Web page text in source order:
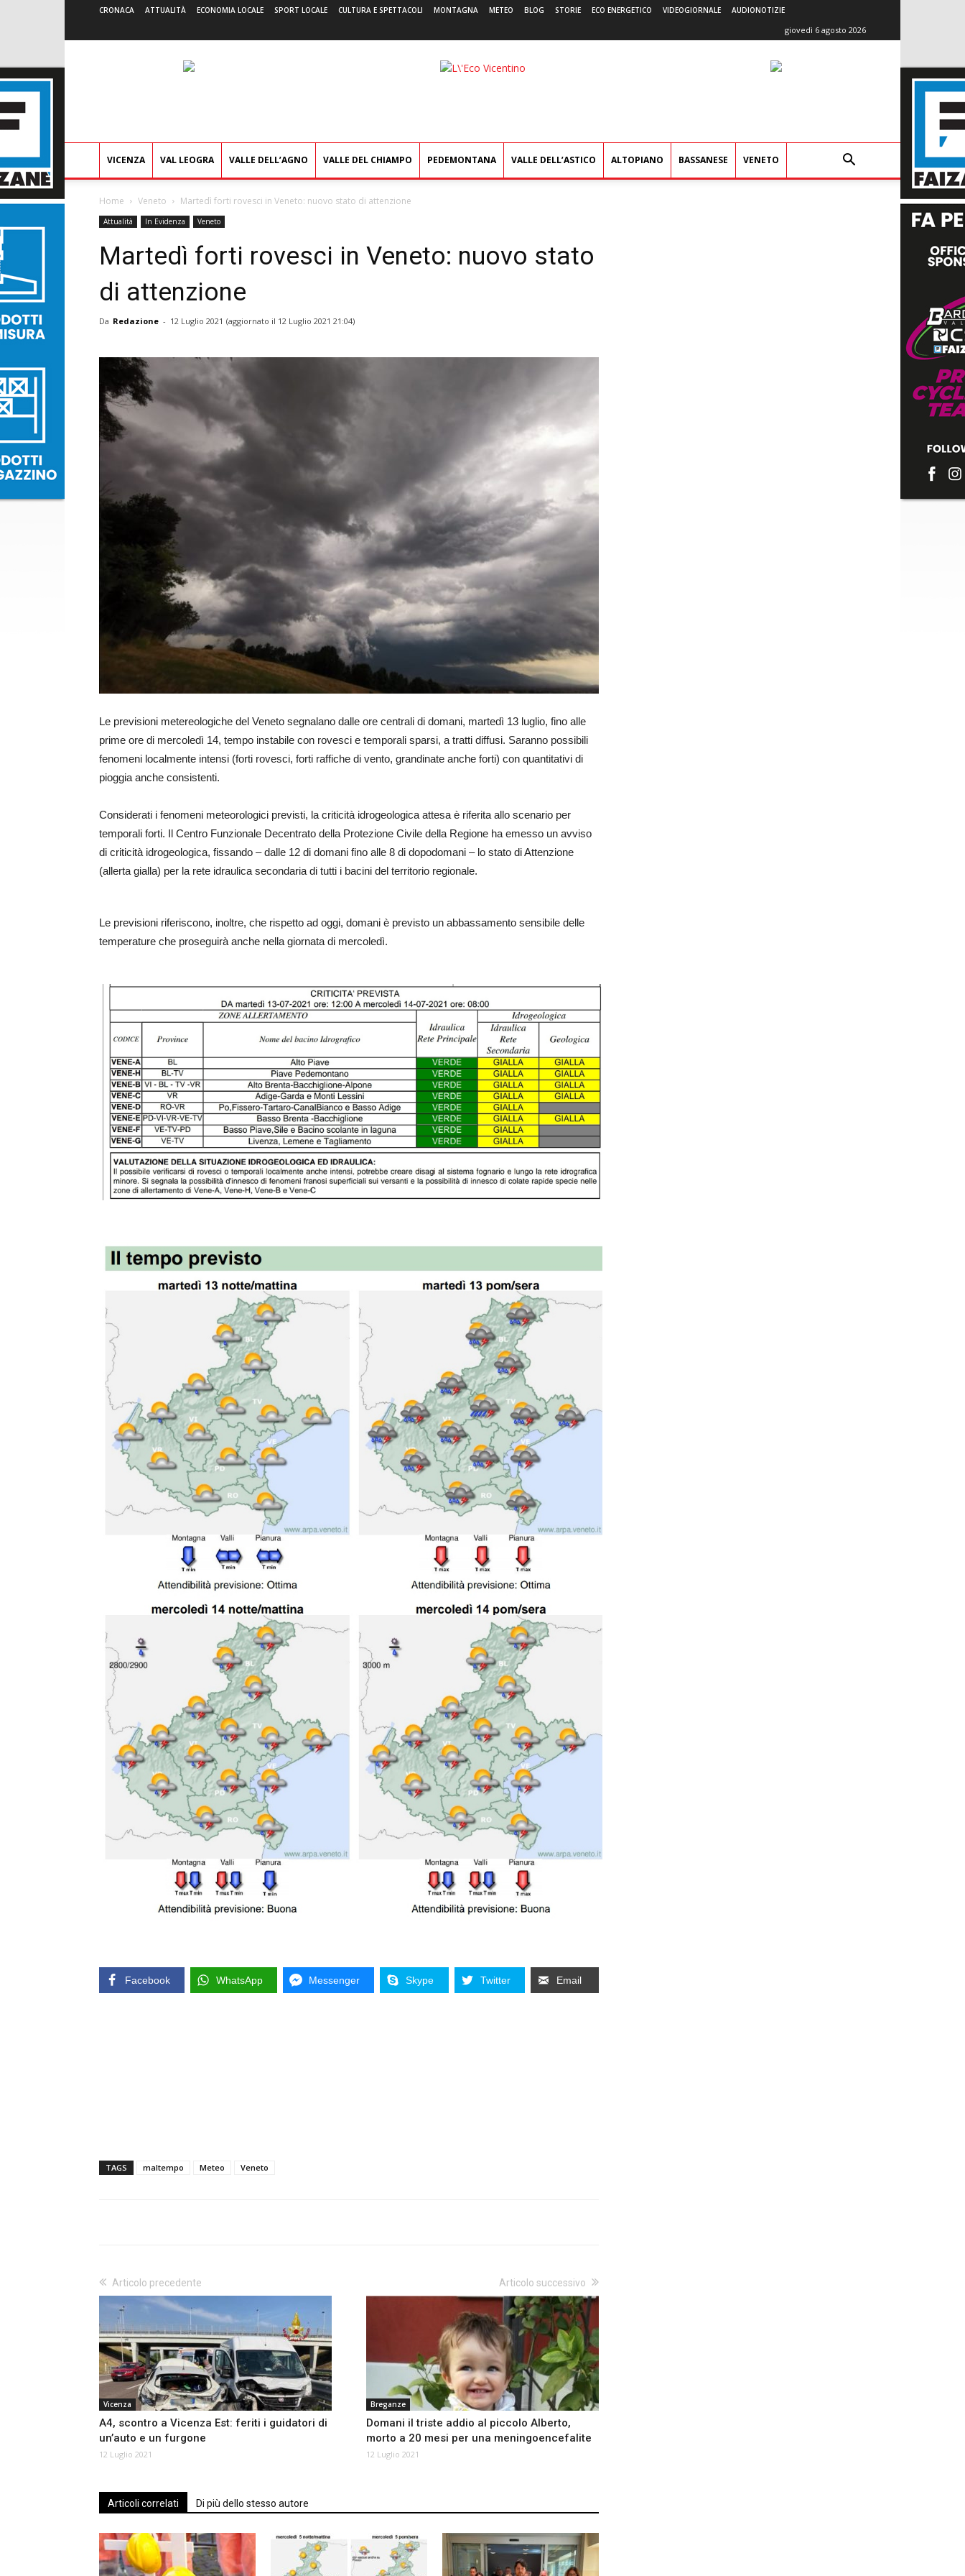
CRONACA ATTUALITÀ ECONOMIA LOCALE SPORT LOCALE CULTURA E SPETTACOLI MONTAGNA METEO BLOG STORIE ECO ENERGETICO VIDEOGIORNALE AUDIONOTIZIE
giovedì 6 agosto 2026
L'Eco
VICENZA VAL LEOGRA VALLE DELL’AGNO VALLE DEL CHIAMPO PEDEMONTANA VALLE DELL’ASTICO ALTOPIANO BASSANESE VENETO
Home Veneto Martedì forti rovesci in Veneto: nuovo stato di attenzione
Attualità In Evidenza Veneto
Martedì forti rovesci in Veneto: nuovo stato
di attenzione
Da Redazione - 12 Luglio 2021 (aggiornato il 12 Luglio 2021 21:04)
Le previsioni metereologiche del Veneto segnalano dalle ore centrali di domani, martedì 13 luglio, fino alle
prime ore di mercoledì 14, tempo instabile con rovesci e temporali sparsi, a tratti diffusi. Saranno possibili
fenomeni localmente intensi (forti rovesci, forti raffiche di vento, grandinate anche forti) con quantitativi di
pioggia anche consistenti.
Considerati i fenomeni meteorologici previsti, la criticità idrogeologica attesa è riferita allo scenario per
temporali forti. Il Centro Funzionale Decentrato della Protezione Civile della Regione ha emesso un avviso
di criticità idrogeologica, fissando – dalle 12 di domani fino alle 8 di dopodomani – lo stato di Attenzione
(allerta gialla) per la rete idraulica secondaria di tutti i bacini del territorio regionale.
Le previsioni riferiscono, inoltre, che rispetto ad oggi, domani è previsto un abbassamento sensibile delle
temperature che proseguirà anche nella giornata di mercoledì.
Facebook WhatsApp Messenger Skype Twitter Email
TAGS maltempo Meteo Veneto
Articolo precedente
Vicenza
A4, scontro a Vicenza Est: feriti i guidatori di
un’auto e un furgone
12 Luglio 2021
Articolo successivo
Breganze
Domani il triste addio al piccolo Alberto,
morto a 20 mesi per una meningoencefalite
12 Luglio 2021
Articoli correlati Di più dello stesso autore